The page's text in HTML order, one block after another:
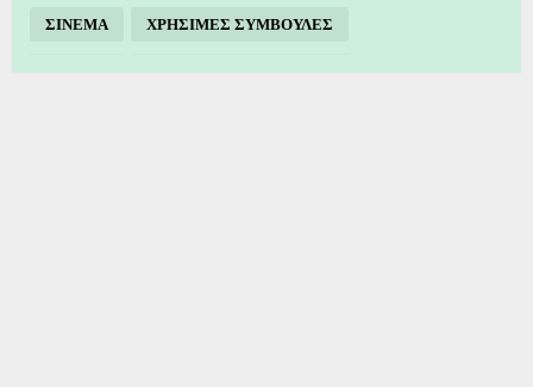
ΣΙΝΕΜΑ ΧΡΗΣΙΜΕΣ ΣΥΜΒΟΥΛΕΣ